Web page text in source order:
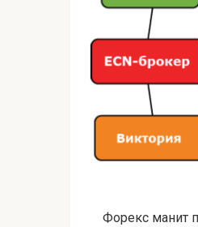
Форекс манит